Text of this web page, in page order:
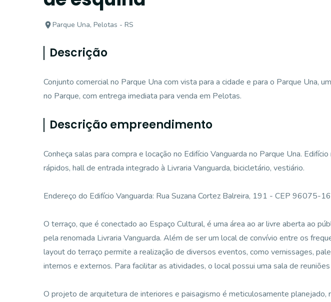
Parque Una, Pelotas - RS
Descrição
Conjunto comercial no Parque Una com vista para a cidade e para o Parque Una,
no Parque, com entrega imediata para venda em Pelotas.
Descrição empreendimento
Conheça salas para compra e locação no Edifício Vanguarda no Parque Una.
rápidos, hall de entrada integrado à Livraria Vanguarda, bicicletário, vestiário.
Endereço do Edifício Vanguarda: Rua Suzana Cortez Balreira, 191 - CEP 96075-
O terraço, que é conectado ao Espaço Cultural, é uma área ao ar livre aberta ao
pela renomada Livraria Vanguarda. Além de ser um local de convívio entre os
layout do terraço permite a realização de diversos eventos, como vernissages,
internos e externos. Para facilitar as atividades, o local possui uma sala de
O projeto de arquitetura de interiores e paisagismo é meticulosamente planejado,